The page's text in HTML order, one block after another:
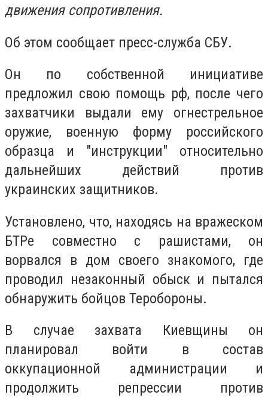
движения сопротивления.
Об этом сообщает пресс-служба СБУ.
Он по собственной инициативе
предложил свою помощь рф, после чего
захватчики выдали ему огнестрельное
оружие, военную форму российского
образца и "инструкции" относительно
дальнейших действий против
украинских защитников.
Установлено, что, находясь на вражеском
БТРе совместно с рашистами, он
ворвался в дом своего знакомого, где
проводил незаконный обыск и пытался
обнаружить бойцов Теробороны.
В случае захвата Киевщины он
планировал войти в состав
оккупационной администрации и
продолжить репрессии против